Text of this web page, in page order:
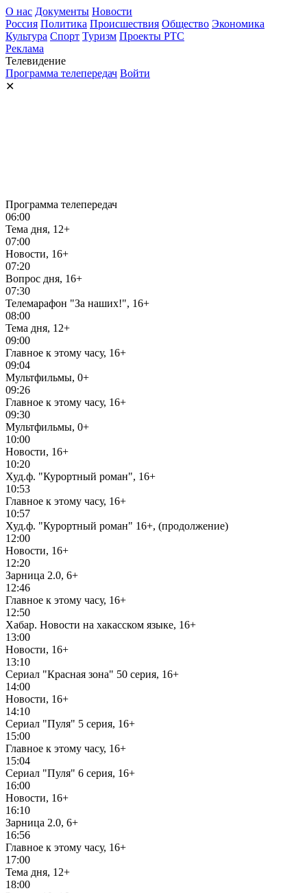
О нас Документы Новости
Россия Политика Происшествия Общество Экономика
Культура Спорт Туризм Проекты РТС
Реклама
Телевидение
Программа телепередач Войти
✕
Программа телепередач
06:00
Тема дня, 12+
07:00
Новости, 16+
07:20
Вопрос дня, 16+
07:30
Телемарафон "За наших!", 16+
08:00
Тема дня, 12+
09:00
Главное к этому часу, 16+
09:04
Мультфильмы, 0+
09:26
Главное к этому часу, 16+
09:30
Мультфильмы, 0+
10:00
Новости, 16+
10:20
Худ.ф. "Курортный роман", 16+
10:53
Главное к этому часу, 16+
10:57
Худ.ф. "Курортный роман" 16+, (продолжение)
12:00
Новости, 16+
12:20
Зарница 2.0, 6+
12:46
Главное к этому часу, 16+
12:50
Хабар. Новости на хакасском языке, 16+
13:00
Новости, 16+
13:10
Сериал "Красная зона" 50 серия, 16+
14:00
Новости, 16+
14:10
Сериал "Пуля" 5 серия, 16+
15:00
Главное к этому часу, 16+
15:04
Сериал "Пуля" 6 серия, 16+
16:00
Новости, 16+
16:10
Зарница 2.0, 6+
16:56
Главное к этому часу, 16+
17:00
Тема дня, 12+
18:00